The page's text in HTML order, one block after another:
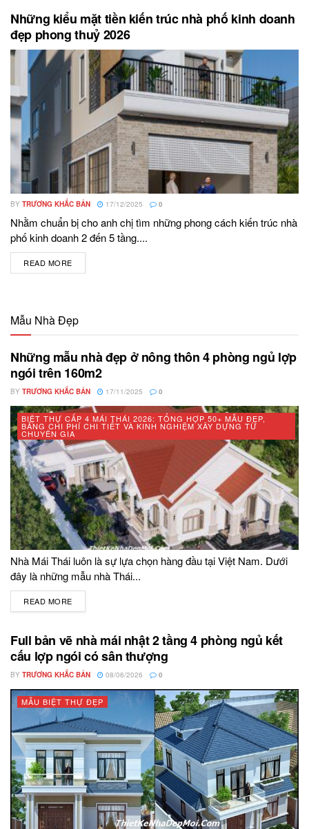
Những kiểu mặt tiền kiến trúc nhà phố kinh doanh
đẹp phong thuỷ 2026
BY TRƯƠNG KHẮC BẢN 17/12/2025 0
Nhằm chuẩn bị cho anh chị tìm những phong cách kiến trúc nhà
phố kinh doanh 2 đến 5 tầng....
READ MORE
Mẫu Nhà Đẹp
Những mẫu nhà đẹp ở nông thôn 4 phòng ngủ lợp
ngói trên 160m2
BY TRƯƠNG KHẮC BẢN 17/11/2025 0
BIỆT THỰ CẤP 4 MÁI THÁI 2026: TỔNG HỢP 50+ MẪU ĐẸP,
BẢNG CHI PHÍ CHI TIẾT VÀ KINH NGHIỆM XÂY DỰNG TỪ
CHUYÊN GIA
Nhà Mái Thái luôn là sự lựa chọn hàng đầu tại Việt Nam. Dưới
đây là những mẫu nhà Thái...
READ MORE
Full bản vẽ nhà mái nhật 2 tầng 4 phòng ngủ kết
cấu lợp ngói có sân thượng
BY TRƯƠNG KHẮC BẢN 08/06/2026 0
MẪU BIỆT THỰ ĐẸP